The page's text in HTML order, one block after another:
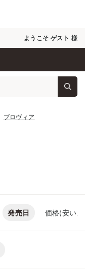
ようこそ ゲスト 様
ブロヴィア
発売日 価格(安い